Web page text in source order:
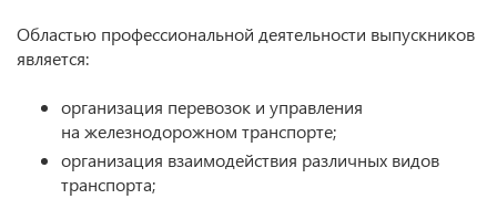
Областью профессиональной деятельности выпускников
является:
организация перевозок и управления
на железнодорожном транспорте;
организация взаимодействия различных видов
транспорта;